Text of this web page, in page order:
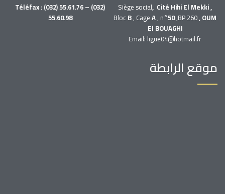
Siège social, Cité Hihi El Mekki ,
BlocB, CageA, n°50,BP 260, OUM
El BOUAGHI
Téléfax : (032) 55.61.76 – (032)
55.60.98
Email: ligue04@hotmail.fr
موقع الرابطة